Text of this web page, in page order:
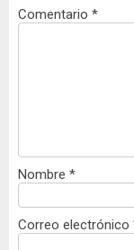
Comentario *
Nombre *
Correo electrónico